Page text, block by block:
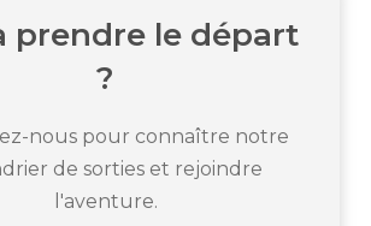
prendre le départ
?
nous pour connaître notre
de sorties et rejoindre
l'aventure.